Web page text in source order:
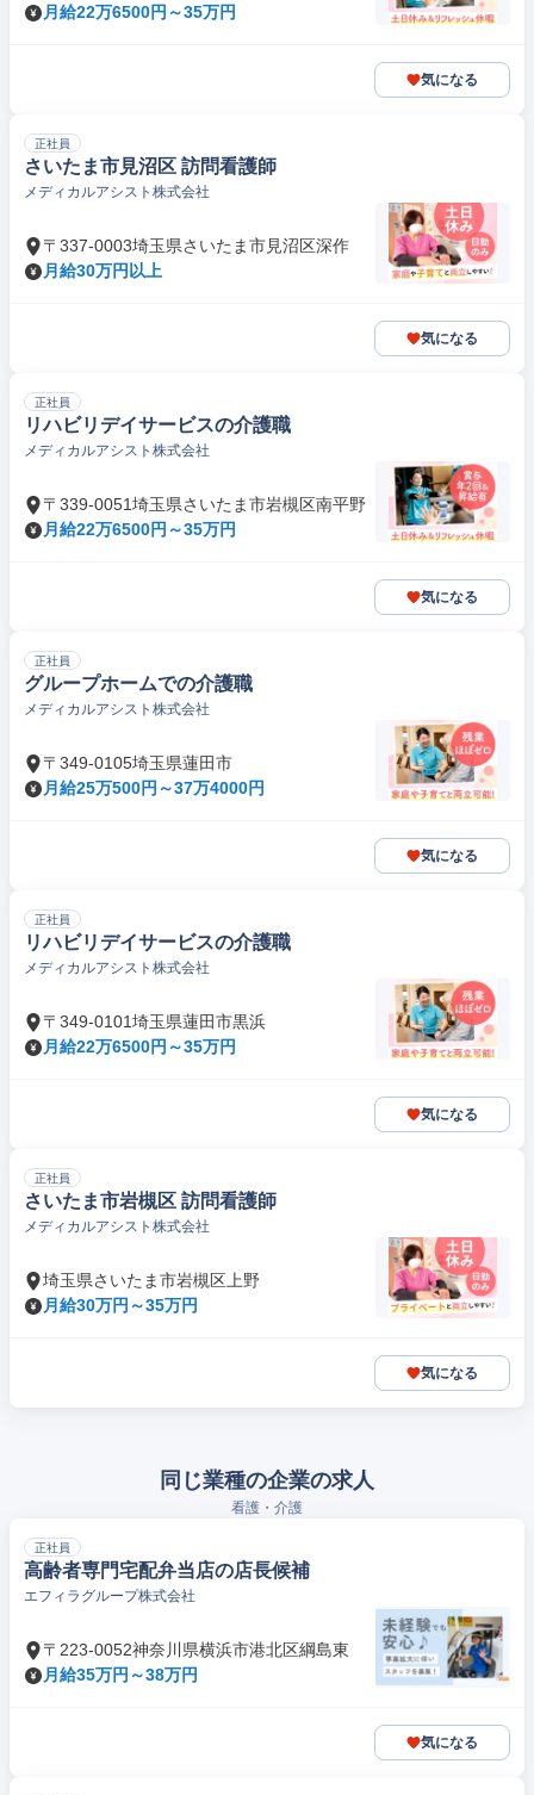
月給22万6500円～35万円
気になる
正社員
さいたま市見沼区 訪問看護師
メディカルアシスト株式会社
〒337-0003埼玉県さいたま市見沼区深作
月給30万円以上
気になる
正社員
リハビリデイサービスの介護職
メディカルアシスト株式会社
〒339-0051埼玉県さいたま市岩槻区南平野
月給22万6500円～35万円
気になる
正社員
グループホームでの介護職
メディカルアシスト株式会社
〒349-0105埼玉県蓮田市
月給25万500円～37万4000円
気になる
正社員
リハビリデイサービスの介護職
メディカルアシスト株式会社
〒349-0101埼玉県蓮田市黒浜
月給22万6500円～35万円
気になる
正社員
さいたま市岩槻区 訪問看護師
メディカルアシスト株式会社
埼玉県さいたま市岩槻区上野
月給30万円～35万円
気になる
同じ業種の企業の求人
看護・介護
正社員
高齢者専門宅配弁当店の店長候補
エフィラグループ株式会社
〒223-0052神奈川県横浜市港北区綱島東
月給35万円～38万円
気になる